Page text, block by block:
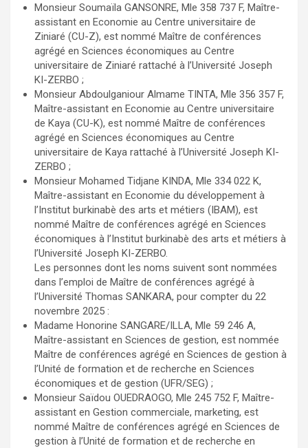
Monsieur Soumaïla GANSONRE, Mle 358 737 F, Maître-
assistant en Economie au Centre universitaire de
Ziniaré (CU-Z), est nommé Maître de conférences
agrégé en Sciences économiques au Centre
universitaire de Ziniaré rattaché à l’Université Joseph
KI-ZERBO ;
Monsieur Abdoulganiour Almame TINTA, Mle 356 357 F,
Maître-assistant en Economie au Centre universitaire
de Kaya (CU-K), est nommé Maître de conférences
agrégé en Sciences économiques au Centre
universitaire de Kaya rattaché à l’Université Joseph KI-
ZERBO ;
Monsieur Mohamed Tidjane KINDA, Mle 334 022 K,
Maître-assistant en Economie du développement à
l’Institut burkinabè des arts et métiers (IBAM), est
nommé Maître de conférences agrégé en Sciences
économiques à l’Institut burkinabè des arts et métiers à
l’Université Joseph KI-ZERBO.
Les personnes dont les noms suivent sont nommées
dans l’emploi de Maître de conférences agrégé à
l’Université Thomas SANKARA, pour compter du 22
novembre 2025 :
Madame Honorine SANGARE/ILLA, Mle 59 246 A,
Maître-assistant en Sciences de gestion, est nommée
Maître de conférences agrégé en Sciences de gestion à
l’Unité de formation et de recherche en Sciences
économiques et de gestion (UFR/SEG) ;
Monsieur Saïdou OUEDRAOGO, Mle 245 752 F, Maître-
assistant en Gestion commerciale, marketing, est
nommé Maître de conférences agrégé en Sciences de
gestion à l’Unité de formation et de recherche en